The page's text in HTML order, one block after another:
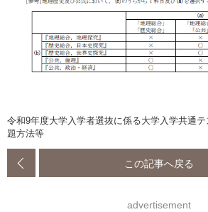
令和9年度大学入学者選抜に係る大学入学共通
題方法等
この記事へ戻る
advertisement